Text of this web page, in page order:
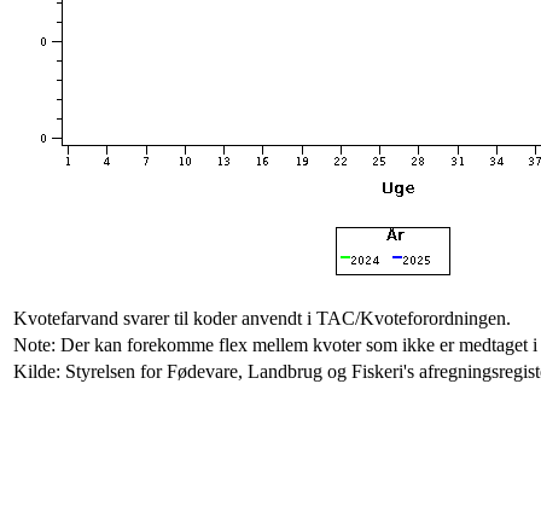
Kvotefarvand svarer til koder anvendt i TAC/Kvoteforordningen.
Note: Der kan forekomme flex mellem kvoter som ikke er medtaget
Kilde: Styrelsen for Fødevare, Landbrug og Fiskeri's